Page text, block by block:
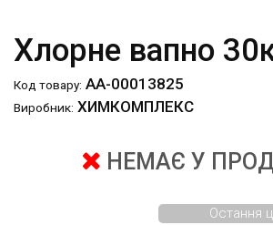
Хлорне вапно
Код товару: АА-00013825
Виробник: ХИМКОМПЛЕКС
НЕМАЄ У
Остання